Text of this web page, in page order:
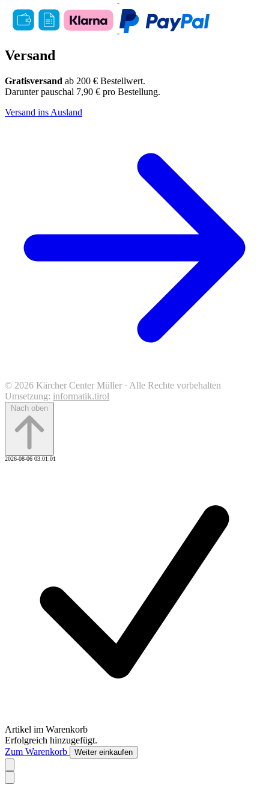
Versand
Gratisversand ab 200 € Bestellwert.
Darunter pauschal 7,90 € pro Bestellung.
Versand ins Ausland
© 2026 Kärcher Center Müller · Alle Rechte vorbehalten
Umsetzung: informatik.tirol
Nach oben
2026-08-06 03:01:01
Artikel im Warenkorb
Erfolgreich hinzugefügt.
Zum Warenkorb
Weiter einkaufen